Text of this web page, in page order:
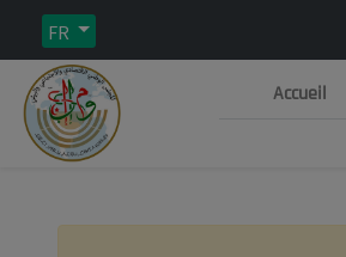
FR
Accueil